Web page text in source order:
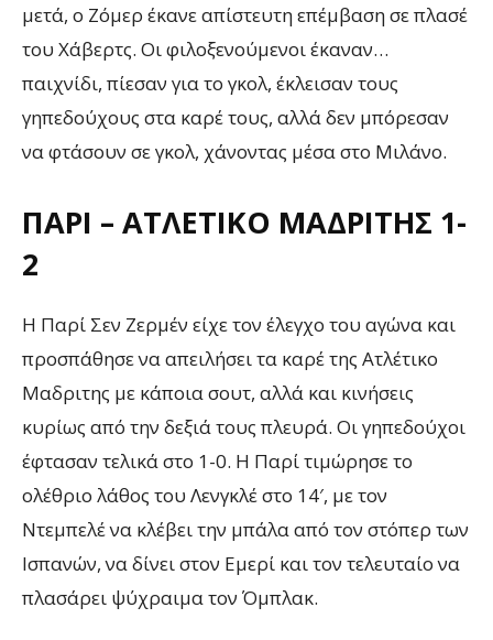
μετά, ο Ζόμερ έκανε απίστευτη επέμβαση σε πλασέ
του Χάβερτς. Οι φιλοξενούμενοι έκαναν…
παιχνίδι, πίεσαν για το γκολ, έκλεισαν τους
γηπεδούχους στα καρέ τους, αλλά δεν μπόρεσαν
να φτάσουν σε γκολ, χάνοντας μέσα στο Μιλάνο.
ΠΑΡΊ – ΑΤΛΈΤΙΚΟ ΜΑΔΡΊΤΗΣ 1-
2
Η Παρί Σεν Ζερμέν είχε τον έλεγχο του αγώνα και
προσπάθησε να απειλήσει τα καρέ της Ατλέτικο
Μαδριτης με κάποια σουτ, αλλά και κινήσεις
κυρίως από την δεξιά τους πλευρά. Οι γηπεδούχοι
έφτασαν τελικά στο 1-0. Η Παρί τιμώρησε το
ολέθριο λάθος του Λενγκλέ στο 14′, με τον
Ντεμπελέ να κλέβει την μπάλα από τον στόπερ των
Ισπανών, να δίνει στον Εμερί και τον τελευταίο να
πλασάρει ψύχραιμα τον Όμπλακ.